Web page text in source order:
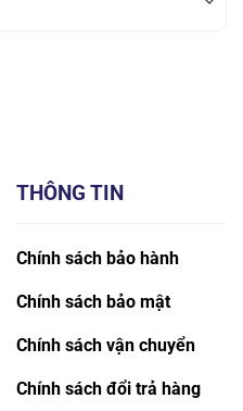
THÔNG TIN
Chính sách bảo hành
Chính sách bảo mật
Chính sách vận chuyển
Chính sách đổi trả hàng